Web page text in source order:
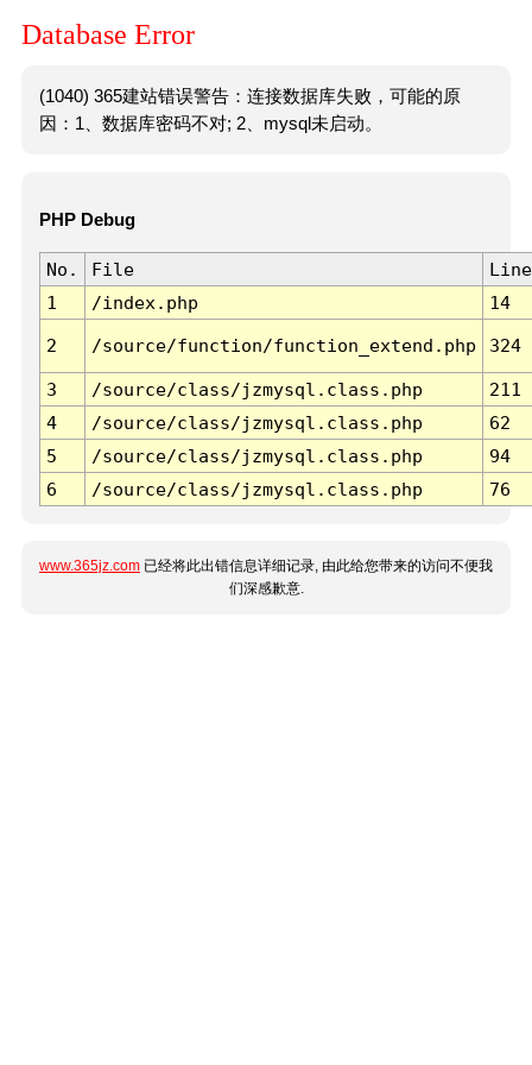
Database Error
(1040) 365建站错误警告：连接数据库失败，可能的原
因：1、数据库密码不对; 2、mysql未启动。
PHP Debug
No. File
Line
1
/index.php 14
2 /source/function/function_extend.php 324
3 /source/class/jzmysql.class.php
211
4
/source/class/jzmysql.class.php
62
5
/source/class/jzmysql.class.php
94
6
/source/class/jzmysql.class.php 76
www.365jz.com 已经将此出错信息详细记录, 由此给您带来的访问不便我
们深感歉意.